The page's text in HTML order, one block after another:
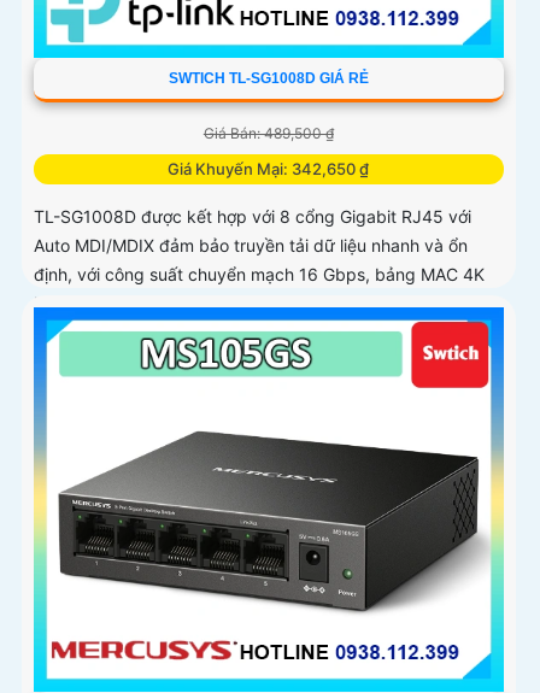
SWTICH TL-SG1008D GIÁ RẺ
Giá Bán: 489,500 ₫
Giá Khuyến Mại: 342,650 ₫
TL-SG1008D được kết hợp với 8 cổng Gigabit RJ45 với
Auto MDI/MDIX đảm bảo truyền tải dữ liệu nhanh và ổn
định, với công suất chuyển mạch 16 Gbps, bảng MAC 4K
hỗ trợ khung Jumbo 15 Kb giúp tôi ưu luồng dữ liệu, hỗ trợ
tiết kiệm điện năng 80%